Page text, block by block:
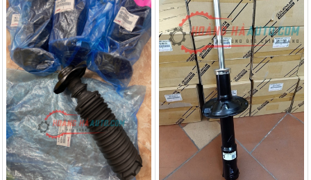
TĂM BÔNG LIỀN CHỤP BỤI
TOYOTA VIOS,YARIS 2017-
48304-0D250 483040D250
Giá: Liên hệ
GIẢM XÓC TRƯỚC VIOS
2014-2024 48510-0D470
485100D470 48510-0D490
485100D490
Giá: Liên hệ